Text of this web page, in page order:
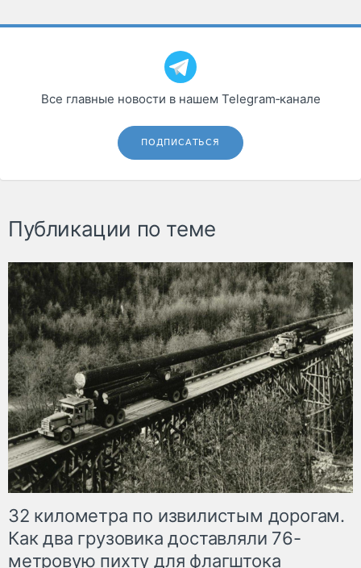
Все главные новости в нашем Telegram‑канале
ПОДПИСАТЬСЯ
Публикации по теме
32 километра по извилистым дорогам.
Как два грузовика доставляли 76-
метровую пихту для флагштока